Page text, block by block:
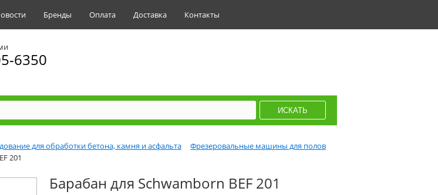
Бренды Оплата Доставка Контакты
6350
для обработки бетона, камня и асфальта
Фрезеровальные машины для полов
201
Барабан для Schwamborn BEF 201